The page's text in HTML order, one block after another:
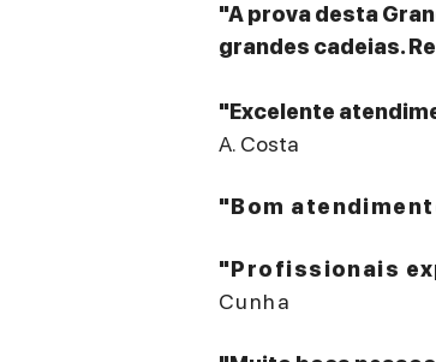
"A prova desta
grandes cadeias.
"Excelente
A. Costa
"Bom
"Profissionais
Cunha